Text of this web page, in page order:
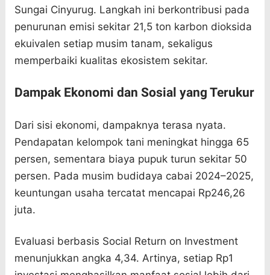
Sungai Cinyurug. Langkah ini berkontribusi pada
penurunan emisi sekitar 21,5 ton karbon dioksida
ekuivalen setiap musim tanam, sekaligus
memperbaiki kualitas ekosistem sekitar.
Dampak Ekonomi dan Sosial yang Terukur
Dari sisi ekonomi, dampaknya terasa nyata.
Pendapatan kelompok tani meningkat hingga 65
persen, sementara biaya pupuk turun sekitar 50
persen. Pada musim budidaya cabai 2024–2025,
keuntungan usaha tercatat mencapai Rp246,26
juta.
Evaluasi berbasis Social Return on Investment
menunjukkan angka 4,34. Artinya, setiap Rp1